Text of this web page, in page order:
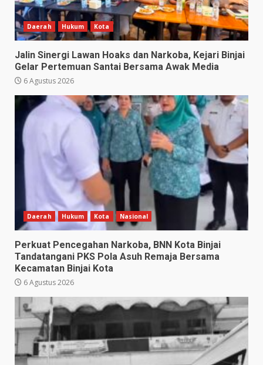
Daerah Hukum Kota
Jalin Sinergi Lawan Hoaks dan Narkoba, Kejari Binjai
Gelar Pertemuan Santai Bersama Awak Media
6 Agustus 2026
Daerah Hukum Kota Nasional
Perkuat Pencegahan Narkoba, BNN Kota Binjai
Tandatangani PKS Pola Asuh Remaja Bersama
Kecamatan Binjai Kota
6 Agustus 2026